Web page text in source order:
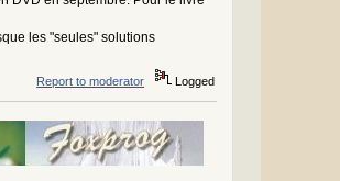
les "seules" solutions
Report to moderator Logged